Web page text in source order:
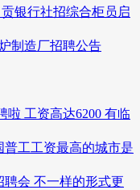
银行社招综合柜员启
制造厂招聘公告
啦 工资高达6200 有临
普工工资最高的城市是
聘会 不一样的形式更